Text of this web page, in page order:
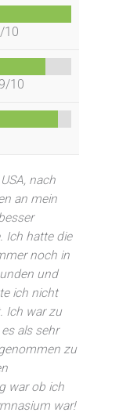
10
9/10
nach
an mein
Ich hatte die
noch in
und
ich nicht
Ich war zu
als sehr
zu
war ob ich
war!